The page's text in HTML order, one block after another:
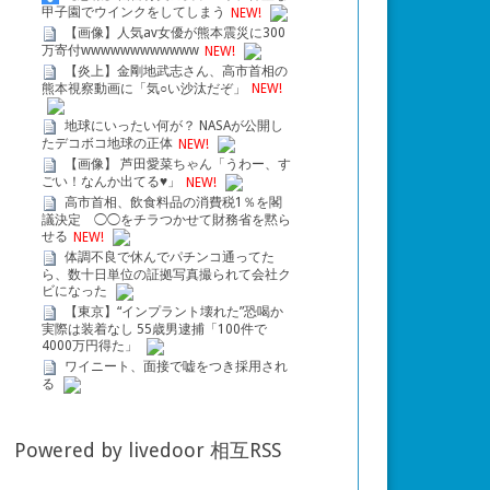
甲子園でウインクをしてしまう NEW!
【画像】人気av女優が熊本震災に300
万寄付wwwwwwwwwwww NEW!
【炎上】金剛地武志さん、高市首相の
熊本視察動画に「気○い沙汰だぞ」
NEW!
地球にいったい何が？ NASAが公開し
たデコボコ地球の正体 NEW!
【画像】 芦田愛菜ちゃん「うわー、す
ごい！なんか出てる♥」
NEW!
高市首相、飲食料品の消費税1％を閣
議決定 ◯◯をチラつかせて財務省を黙ら
せる NEW!
体調不良で休んでパチンコ通ってた
ら、数十日単位の証拠写真撮られて会社ク
ビになった
【東京】“インプラント壊れた”恐喝か
実際は装着なし 55歳男逮捕「100件で
4000万円得た」
ワイニート、面接で嘘をつき採用され
る
Powered by livedoor 相互RSS